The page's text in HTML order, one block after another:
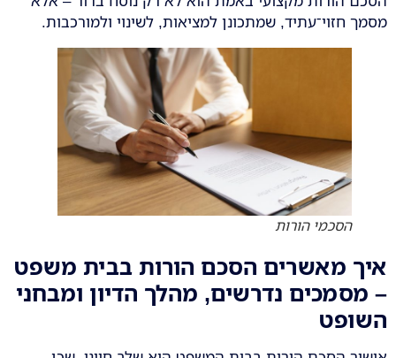
מסמך חזוי־עתיד, שמתכונן למציאות, לשינוי ולמורכבות.
הסכמי הורות
איך מאשרים הסכם הורות בבית משפט
– מסמכים נדרשים, מהלך הדיון ומבחני
השופט